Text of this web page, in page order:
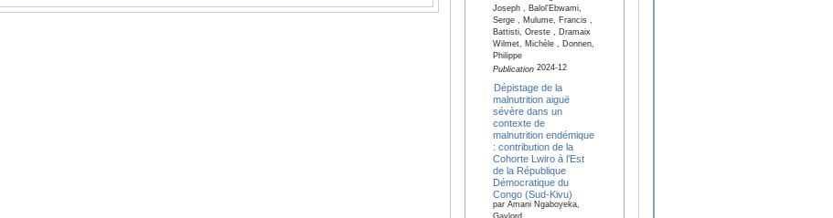
Joseph , Balol'Ebwami,
Serge , Mulume, Francis ,
Battisti, Oreste , Dramaix
Wilmet, Michèle , Donnen,
Philippe
Publication2024-12
Dépistage de la
malnutrition aiguë
sévère dans un
contexte de
malnutrition endémique
: contribution de la
Cohorte Lwiro à l’Est
de la République
Démocratique du
Congo (Sud-Kivu)
par Amani Ngaboyeka,